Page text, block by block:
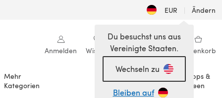
EUR | Ändern
Anmelden Wishlist Meine Bibliothek Warenkorb
Mehr
Kategorien
Anlässe
Tipps &
Ideen
Du besuchst uns aus
Vereinigte Staaten.
Wechseln zu
Bleiben auf